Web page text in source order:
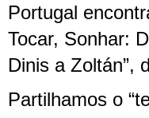
Portugal
Tocar, Sonhar:
Dinis a Zoltán”,
Partilhamos o